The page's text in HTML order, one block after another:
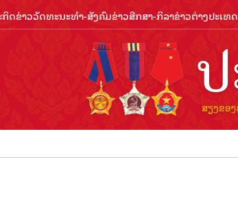
ກິດຂ່າວວັດທະນະທຳ-ສັງຄົມຂ່າວສືກສາ-ກິລາຂ່າວຕ່າງປະເທດ